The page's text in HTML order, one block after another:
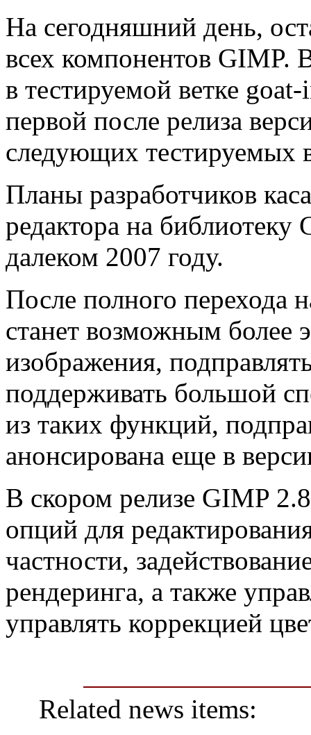
На сегодняшний день,
всех компонентов GIMP.
в тестируемой ветке
первой после релиза
следующих тестируемых
Планы разработчиков
редактора на
далеком 2007 году.
После полного перехода
станет возможным более
изображения,
поддерживать большой
из таких функций,
анонсирована еще в
В скором релизе GIMP
опций для
частности,
рендеринга, а также
управлять коррекцией
Related news items: